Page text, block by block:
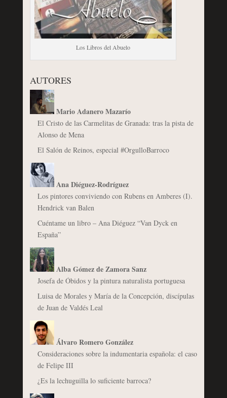
Los Libros del Abuelo
AUTORES
Mario Adanero Mazarío
El Cristo de las Carmelitas de Granada: tras la pista de
Alonso de Mena
El Salón de Reinos, especial #OrgulloBarroco
Ana Diéguez-Rodríguez
Los pintores conviviendo con Rubens en Amberes (I).
Hendrick van Balen
Cuéntame un libro – Ana Diéguez “Van Dyck en
España”
Alba Gómez de Zamora Sanz
Josefa de Óbidos y la pintura naturalista portuguesa
Luisa de Morales y María de la Concepción, discípulas
de Juan de Valdés Leal
Álvaro Romero González
Consideraciones sobre la indumentaria española: el caso
de Felipe III
¿Es la lechuguilla lo suficiente barroca?